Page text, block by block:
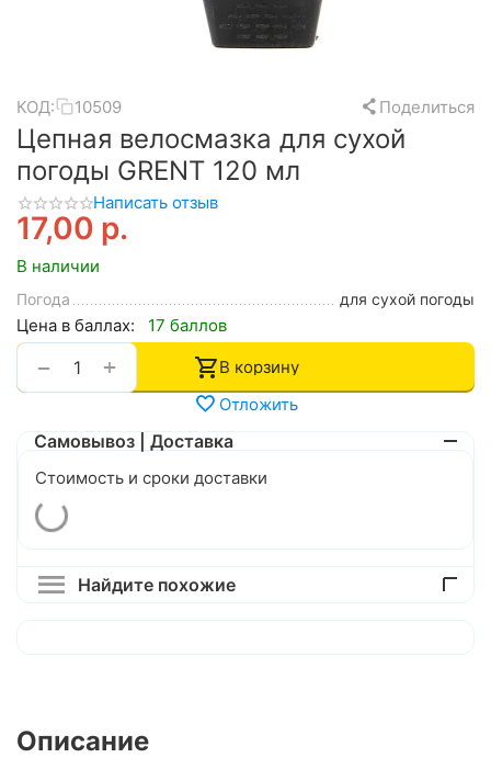
КОД: 10509 Поделиться
Цепная велосмазка для сухой
погоды GRENT 120 мл
Написать отзыв
17,00 р.
В наличии
Погода для сухой погоды
Цена в баллах: 17 баллов
+
−
В корзину
Отложить
Самовывоз | Доставка
Стоимость и сроки доставки
Найдите похожие
Описание